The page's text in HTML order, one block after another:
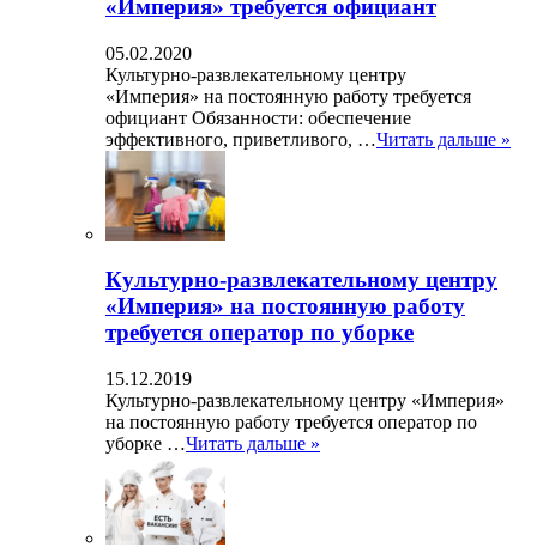
«Империя» требуется официант
05.02.2020
Культурно-развлекательному центру
«Империя» на постоянную работу требуется
официант Обязанности: обеспечение
эффективного, приветливого, …Читать дальше »
Культурно-развлекательному центру
«Империя» на постоянную работу
требуется оператор по уборке
15.12.2019
Культурно-развлекательному центру «Империя»
на постоянную работу требуется оператор по
уборке …Читать дальше »